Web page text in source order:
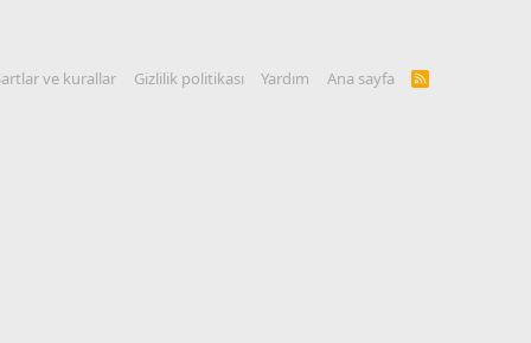
ve kurallar Gizlilik politikası Yardım Ana sayfa
R